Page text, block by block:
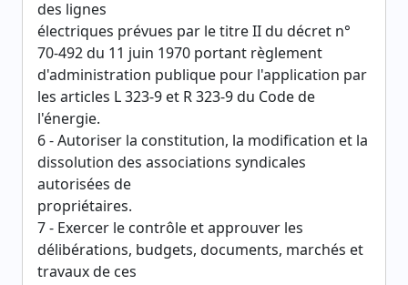
des lignes
électriques prévues par le titre II du décret n°
70-492 du 11 juin 1970 portant règlement
d'administration publique pour l'application par
les articles L 323-9 et R 323-9 du Code de
l'énergie.
6 - Autoriser la constitution, la modification et la
dissolution des associations syndicales
autorisées de
propriétaires.
7 - Exercer le contrôle et approuver les
délibérations, budgets, documents, marchés et
travaux de ces